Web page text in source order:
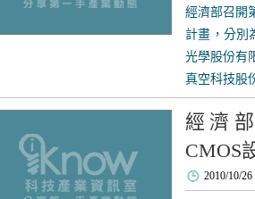
經濟部召開
計畫，分別
光學股份有
真空科技股
經濟
CMOS
2010/10/26